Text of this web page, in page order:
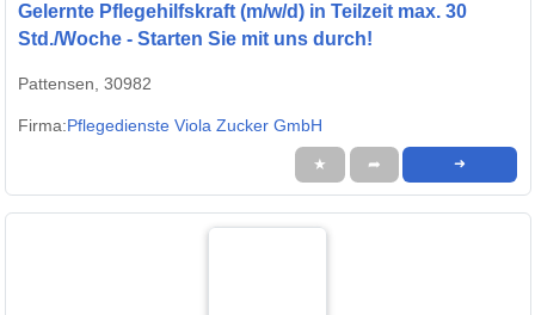
Gelernte Pflegehilfskraft (m/w/d) in Teilzeit max. 30
Std./Woche - Starten Sie mit uns durch!
Pattensen, 30982
Firma:Pflegedienste Viola Zucker GmbH
★ ➦ ➜